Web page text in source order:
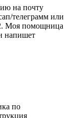
на почту
телеграмм или
Моя помощница
напишет
по